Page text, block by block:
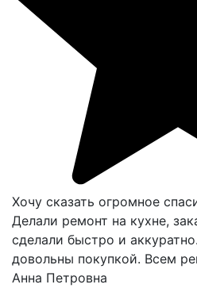
Хочу сказать огромное
Делали ремонт на кухне,
сделали быстро и
довольны покупкой. Всем
Анна Петровна